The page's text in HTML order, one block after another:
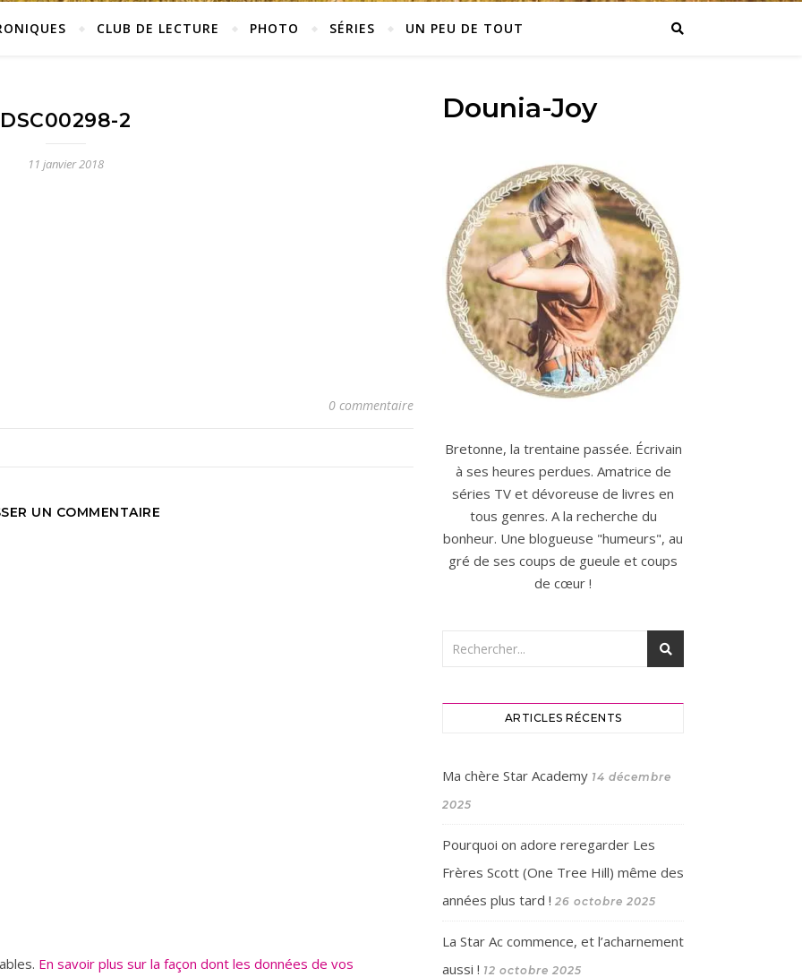
CLUB DE LECTURE PHOTO SÉRIES UN PEU DE TOUT
DSC00298-2
11 janvier 2018
0 commentaire
UN COMMENTAIRE
En savoir plus sur la façon dont les données de vos
Dounia-Joy
Bretonne, la trentaine passée. Écrivain
à ses heures perdues. Amatrice de
séries TV et dévoreuse de livres en
tous genres. A la recherche du
bonheur. Une blogueuse "humeurs", au
gré de ses coups de gueule et coups
de cœur !
ARTICLES RÉCENTS
Ma chère Star Academy 14 décembre
2025
Pourquoi on adore reregarder Les
Frères Scott (One Tree Hill) même des
années plus tard ! 26 octobre 2025
La Star Ac commence, et l’acharnement
aussi ! 12 octobre 2025